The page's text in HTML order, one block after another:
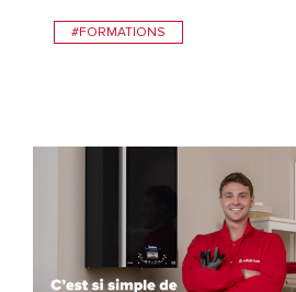
#FORMATIONS